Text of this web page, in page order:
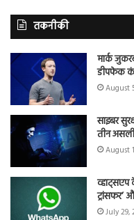
तकनीकी
मार्क
डीपफेक
August
साइबर
तीन
August
व्हाट्सएप
ट्रांसफर’
July 29,